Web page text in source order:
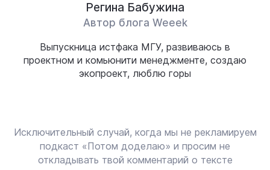
Регина Бабужина
Автор блога Weeek
Выпускница истфака МГУ, развиваюсь в
проектном и комьюнити менеджменте, создаю
экопроект, люблю горы
Исключительный случай, когда мы не рекламируем
подкаст «Потом доделаю» и просим не
откладывать твой комментарий о тексте